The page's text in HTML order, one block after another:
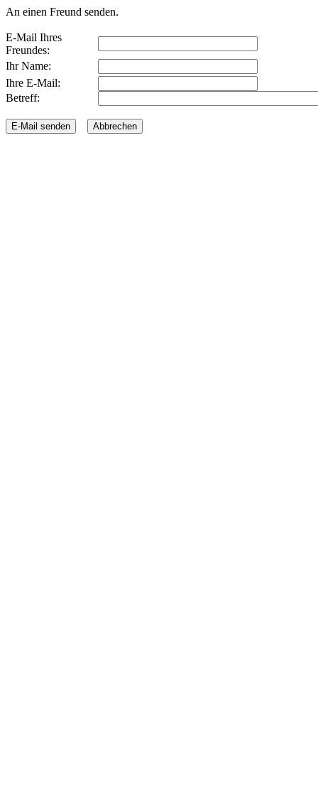
An einen Freund senden.
E-Mail Ihres
Freundes:
Ihr Name:
Ihre E-Mail:
Betreff: